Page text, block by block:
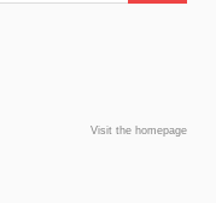
Visit the homepage